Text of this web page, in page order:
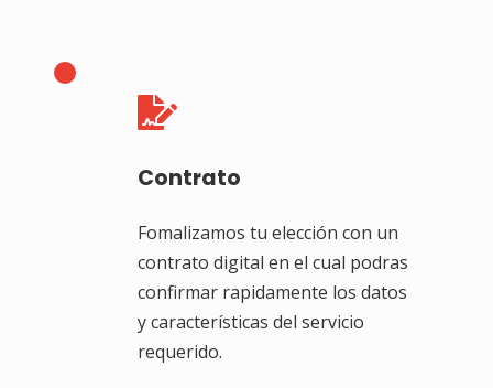

Contrato
Fomalizamos tu elección con un
contrato digital en el cual podras
confirmar rapidamente los datos
y características del servicio
requerido.